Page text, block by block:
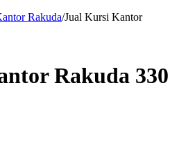
Rakuda/Jual Kursi Kantor
Rakuda 330